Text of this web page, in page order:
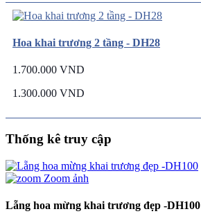
Hoa khai trương 2 tầng - DH28
1.700.000 VND
1.300.000 VND
Thống kê truy cập
Zoom ảnh
Lẵng hoa mừng khai trương đẹp -DH100